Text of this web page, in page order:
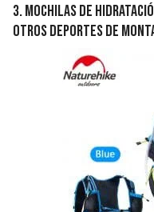
3. Mochilas de
otros deportes de